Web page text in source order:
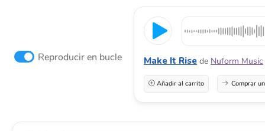
Reproducir en bucle Make It Rise de Nuform Music
Añadir al carrito Comprar